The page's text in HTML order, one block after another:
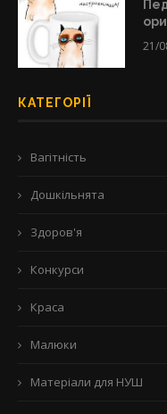
21/
КАТЕГОРІЇ
Вагітність
Дошкільнята
Здоров'я
Конкурси
Краса
Малюки
Матеріали для НУШ